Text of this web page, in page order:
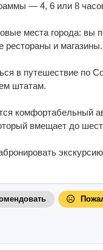
— 4, 6 или 8
места города: вы
рестораны и магазины.
в путешествие
штатам.
комфортабельный
вмещает до